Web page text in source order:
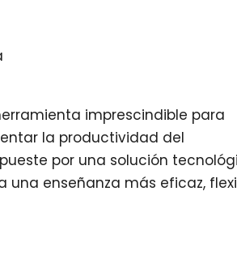
imprescindible para
la productividad del
por una solución
enseñanza más eficaz,